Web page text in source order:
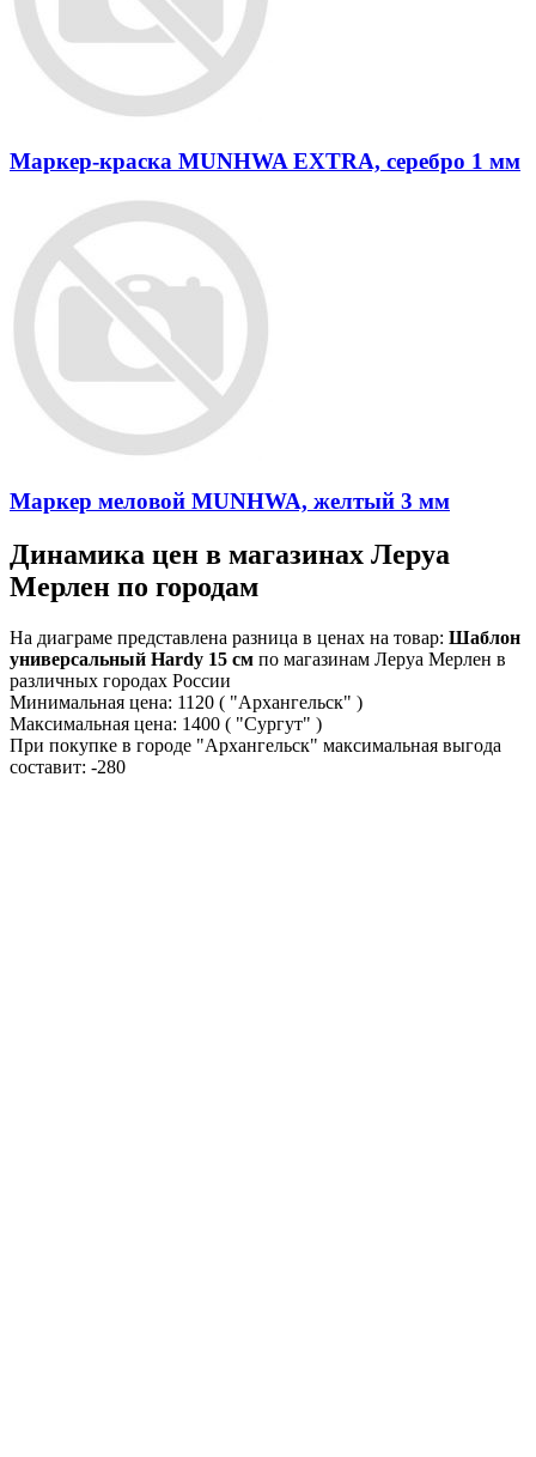
Маркер-краска MUNHWA EXTRA, серебро 1 мм
Маркер меловой MUNHWA, желтый 3 мм
Динамика цен в магазинах Леруа
Мерлен по городам
На диаграме представлена разница в ценах на товар: Шаблон
универсальный Hardy 15 см по магазинам Леруа Мерлен в
различных городах России
Минимальная цена: 1120 ( "Архангельск" )
Максимальная цена: 1400 ( "Сургут" )
При покупке в городе "Архангельск" максимальная выгода
составит: -280